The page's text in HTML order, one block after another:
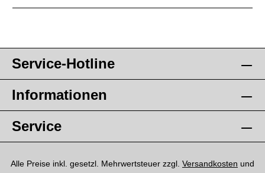
Service-Hotline
Informationen
Service
Alle Preise inkl. gesetzl. Mehrwertsteuer zzgl. Versandkosten und